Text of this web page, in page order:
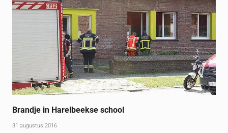
Brandje in Harelbeekse school
31 augustus 2016